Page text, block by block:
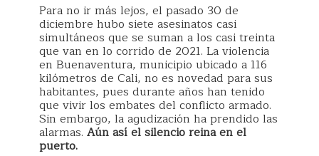
Para no ir más lejos, el pasado 30 de
diciembre hubo siete asesinatos casi
simultáneos que se suman a los casi treinta
que van en lo corrido de 2021. La violencia
en Buenaventura, municipio ubicado a 116
kilómetros de Cali, no es novedad para sus
habitantes, pues durante años han tenido
que vivir los embates del conflicto armado.
Sin embargo, la agudización ha prendido las
alarmas. Aún así el silencio reina en el
puerto.